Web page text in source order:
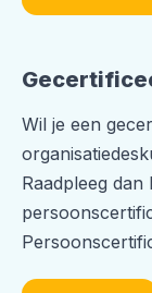
Wil je een
Raadpleeg